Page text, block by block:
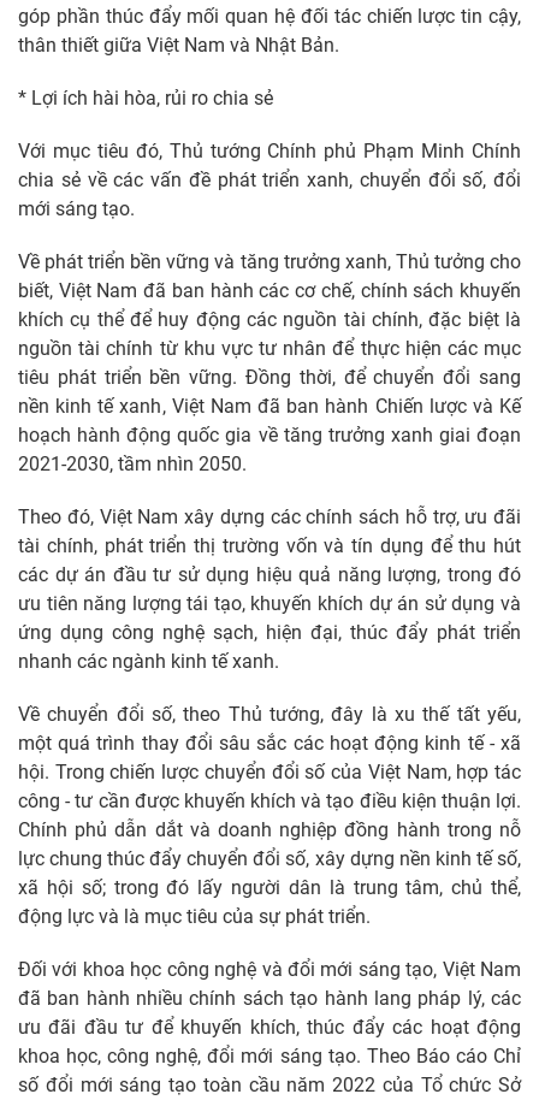
góp phần thúc đẩy mối quan hệ đối tác chiến lược tin cậy,
thân thiết giữa Việt Nam và Nhật Bản.
* Lợi ích hài hòa, rủi ro chia sẻ
Với mục tiêu đó, Thủ tướng Chính phủ Phạm Minh Chính
chia sẻ về các vấn đề phát triển xanh, chuyển đổi số, đổi
mới sáng tạo.
Về phát triển bền vững và tăng trưởng xanh, Thủ tưởng cho
biết, Việt Nam đã ban hành các cơ chế, chính sách khuyến
khích cụ thể để huy động các nguồn tài chính, đặc biệt là
nguồn tài chính từ khu vực tư nhân để thực hiện các mục
tiêu phát triển bền vững. Đồng thời, để chuyển đổi sang
nền kinh tế xanh, Việt Nam đã ban hành Chiến lược và Kế
hoạch hành động quốc gia về tăng trưởng xanh giai đoạn
2021-2030, tầm nhìn 2050.
Theo đó, Việt Nam xây dựng các chính sách hỗ trợ, ưu đãi
tài chính, phát triển thị trường vốn và tín dụng để thu hút
các dự án đầu tư sử dụng hiệu quả năng lượng, trong đó
ưu tiên năng lượng tái tạo, khuyến khích dự án sử dụng và
ứng dụng công nghệ sạch, hiện đại, thúc đẩy phát triển
nhanh các ngành kinh tế xanh.
Về chuyển đổi số, theo Thủ tướng, đây là xu thế tất yếu,
một quá trình thay đổi sâu sắc các hoạt động kinh tế - xã
hội. Trong chiến lược chuyển đổi số của Việt Nam, hợp tác
công - tư cần được khuyến khích và tạo điều kiện thuận lợi.
Chính phủ dẫn dắt và doanh nghiệp đồng hành trong nỗ
lực chung thúc đẩy chuyển đổi số, xây dựng nền kinh tế số,
xã hội số; trong đó lấy người dân là trung tâm, chủ thể,
động lực và là mục tiêu của sự phát triển.
Đối với khoa học công nghệ và đổi mới sáng tạo, Việt Nam
đã ban hành nhiều chính sách tạo hành lang pháp lý, các
ưu đãi đầu tư để khuyến khích, thúc đẩy các hoạt động
khoa học, công nghệ, đổi mới sáng tạo. Theo Báo cáo Chỉ
số đổi mới sáng tạo toàn cầu năm 2022 của Tổ chức Sở